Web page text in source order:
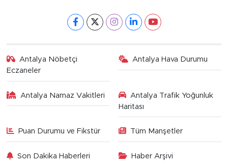
Antalya Nöbetçi
Eczaneler
Antalya Hava Durumu
Antalya Namaz Vakitleri
Antalya Trafik Yoğunluk
Haritası
Puan Durumu ve Fikstür Tüm Manşetler
Son Dakika Haberleri Haber Arşivi